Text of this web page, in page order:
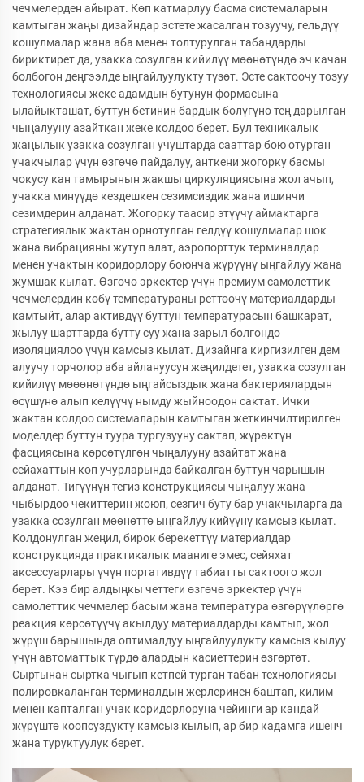
чечмелерден айырат. Көп катмарлуу басма системаларын
камтыган жаңы дизайндар эстете жасалган тозуучу, гельдүү
кошулмалар жана аба менен толтурулган табандарды
бириктирет да, узакка созулган кийилүү мөөнөтүндө эч качан
болбогон деңгээлде ыңгайлуулукту түзөт. Эсте сактоочу тозуу
технологиясы жеке адамдын бутунун формасына
ылайыкташат, буттун бетинин бардык бөлүгүнө тең дарылган
чыңалууну азайткан жеке колдоо берет. Бул техникалык
жаңылык узакка созулган учуштарда сааттар бою отурган
учакчылар үчүн өзгөчө пайдалуу, анткени жогорку басмы
чокусу кан тамырынын жакшы циркуляциясына жол ачып,
учакка минүүдө кездешкен сезимсиздик жана ишинчи
сезимдерин алданат. Жогорку таасир этүүчү аймактарга
стратегиялык жактан орнотулган гелдүү кошулмалар шок
жана вибрацияны жутуп алат, аэропорттук терминалдар
менен учактын коридорлору боюнча жүрүүнү ыңгайлуу жана
жумшак кылат. Өзгөчө эркектер үчүн премиум самолеттик
чечмелердин көбү температураны реттөөчү материалдарды
камтыйт, алар активдүү буттун температурасын башкарат,
жылуу шарттарда бутту суу жана зарыл болгондо
изоляциялоо үчүн камсыз кылат. Дизайнга киргизилген дем
алуучу торчолор аба айлануусун жеңилдетет, узакка созулган
кийилүү мөөөнөтүндө ыңгайсыздык жана бактериялардын
өсүшүнө алып келүүчү нымду жыйноодон сактат. Ички
жактан колдоо системаларын камтыган жеткинчилтирилген
моделдер буттун туура тургузууну сактап, жүрөктүн
фасциясына көрсөтүлгөн чыңалууну азайтат жана
сейахаттын көп учурларында байкалган буттун чарышын
алданат. Тигүүнүн тегиз конструкциясы чыңалуу жана
чыбырдоо чекиттерин жоюп, сезгич буту бар учакчыларга да
узакка созулган мөөнөттө ыңгайлуу кийүүнү камсыз кылат.
Колдонулган жеңил, бирок берекеттүү материалдар
конструкцияда практикалык мааниге эмес, сейяхат
аксессуарлары үчүн портативдүү табиатты сактоого жол
берет. Кээ бир алдыңкы четтеги өзгөчө эркектер үчүн
самолеттик чечмелер басым жана температура өзгөрүүлөргө
реакция көрсөтүүчү акылдуу материалдарды камтып, жол
жүрүш барышында оптималдуу ыңгайлуулукту камсыз кылуу
үчүн автоматтык түрдө алардын касиеттерин өзгөртөт.
Сыртынан сыртка чыгып кетпей турган табан технологиясы
полировкаланган терминалдын жерлеринен баштап, килим
менен капталган учак коридорлоруна чейинги ар кандай
жүрүштө коопсуздукту камсыз кылып, ар бир кадамга ишенч
жана туруктуулук берет.